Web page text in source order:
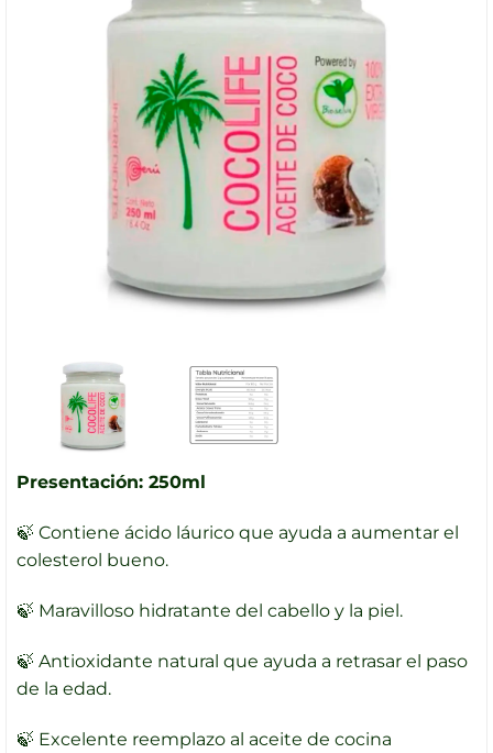
Presentación: 250ml
🍃 Contiene ácido láurico que ayuda a aumentar el
colesterol bueno.
🍃 Maravilloso hidratante del cabello y la piel.
🍃 Antioxidante natural que ayuda a retrasar el paso
de la edad.
🍃 Excelente reemplazo al aceite de cocina